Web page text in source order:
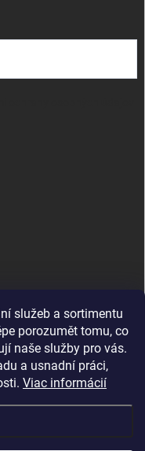
služeb a sortimentu
porozumět tomu, co
naše služby pro vás.
a usnadní práci,
Viac informácií